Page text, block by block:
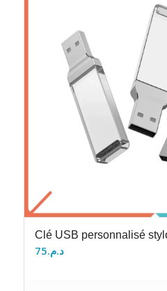
Clé USB personnalisé
د.م.75